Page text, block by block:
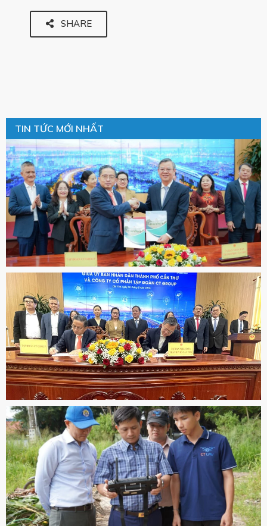
SHARE
TIN TỨC MỚI NHẤT